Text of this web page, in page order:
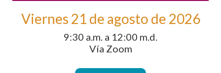
Viernes 21 de agosto de 2026
9:30 a.m. a 12:00 m.d.
Vía Zoom